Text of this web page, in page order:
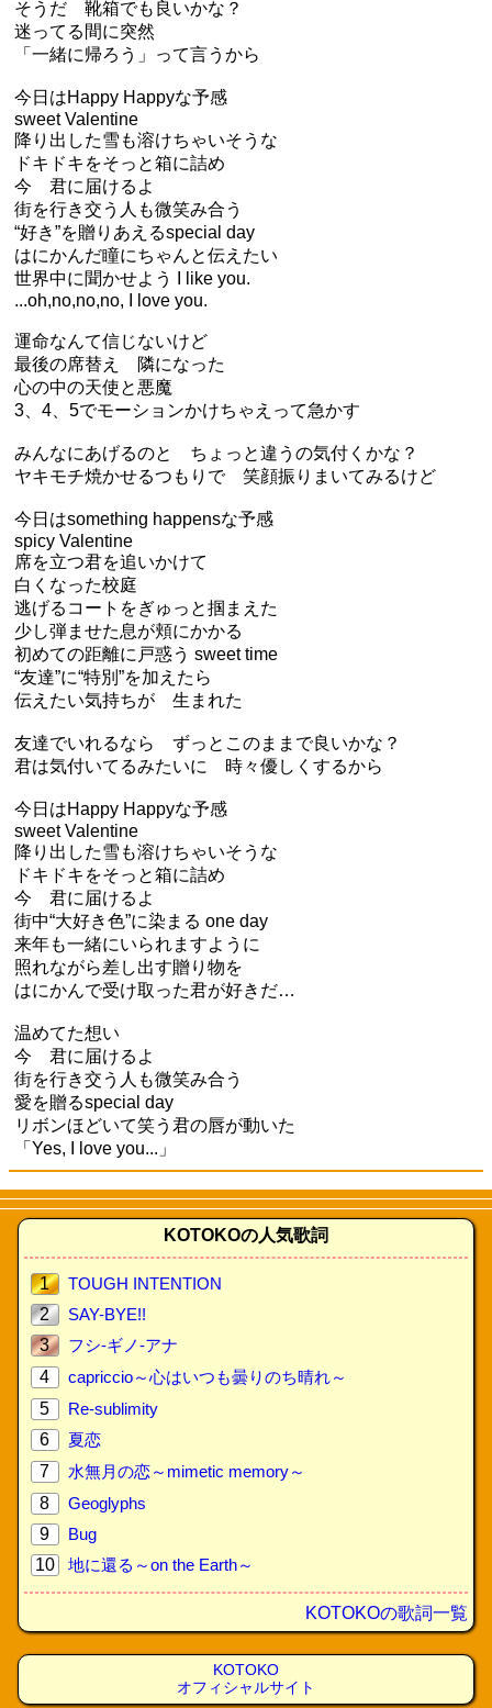
そうだ 靴箱でも良いかな？
迷ってる間に突然
「一緒に帰ろう」って言うから
今日はHappy Happyな予感
sweet Valentine
降り出した雪も溶けちゃいそうな
ドキドキをそっと箱に詰め
今 君に届けるよ
街を行き交う人も微笑み合う
“好き”を贈りあえるspecial day
はにかんだ瞳にちゃんと伝えたい
世界中に聞かせよう I like you.
...oh,no,no,no, I love you.
運命なんて信じないけど
最後の席替え 隣になった
心の中の天使と悪魔
3、4、5でモーションかけちゃえって急かす
みんなにあげるのと ちょっと違うの気付くかな？
ヤキモチ焼かせるつもりで 笑顔振りまいてみるけど
今日はsomething happensな予感
spicy Valentine
席を立つ君を追いかけて
白くなった校庭
逃げるコートをぎゅっと掴まえた
少し弾ませた息が頬にかかる
初めての距離に戸惑う sweet time
“友達”に“特別”を加えたら
伝えたい気持ちが 生まれた
友達でいれるなら ずっとこのままで良いかな？
君は気付いてるみたいに 時々優しくするから
今日はHappy Happyな予感
sweet Valentine
降り出した雪も溶けちゃいそうな
ドキドキをそっと箱に詰め
今 君に届けるよ
街中“大好き色”に染まる one day
来年も一緒にいられますように
照れながら差し出す贈り物を
はにかんで受け取った君が好きだ…
温めてた想い
今 君に届けるよ
街を行き交う人も微笑み合う
愛を贈るspecial day
リボンほどいて笑う君の唇が動いた
「Yes, I love you...」
KOTOKOの人気歌詞
1
TOUGH INTENTION
2
SAY-BYE!!
3
フシ-ギノ-アナ
4
capriccio～心はいつも曇りのち晴れ～
5
Re-sublimity
6
夏恋
7
水無月の恋～mimetic memory～
8
Geoglyphs
9
Bug
10
地に還る～on the Earth～
KOTOKOの歌詞一覧
KOTOKO
オフィシャルサイト